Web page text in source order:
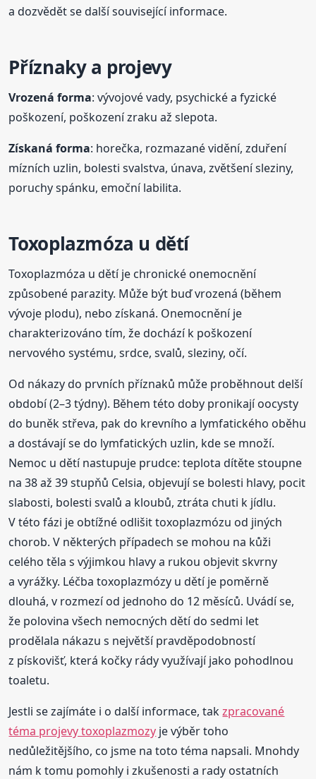
a dozvědět se další související informace.
Příznaky a projevy
Vrozená forma: vývojové vady, psychické a fyzické
poškození, poškození zraku až slepota.
Získaná forma: horečka, rozmazané vidění, zduření
mízních uzlin, bolesti svalstva, únava, zvětšení sleziny,
poruchy spánku, emoční labilita.
Toxoplazmóza u dětí
Toxoplazmóza u dětí je chronické onemocnění
způsobené parazity. Může být buď vrozená (během
vývoje plodu), nebo získaná. Onemocnění je
charakterizováno tím, že dochází k poškození
nervového systému, srdce, svalů, sleziny, očí.
Od nákazy do prvních příznaků může proběhnout delší
období (2–3 týdny). Během této doby pronikají oocysty
do buněk střeva, pak do krevního a lymfatického oběhu
a dostávají se do lymfatických uzlin, kde se množí.
Nemoc u dětí nastupuje prudce: teplota dítěte stoupne
na 38 až 39 stupňů Celsia, objevují se bolesti hlavy, pocit
slabosti, bolesti svalů a kloubů, ztráta chuti k jídlu.
V této fázi je obtížné odlišit toxoplazmózu od jiných
chorob. V některých případech se mohou na kůži
celého těla s výjimkou hlavy a rukou objevit skvrny
a vyrážky. Léčba toxoplazmózy u dětí je poměrně
dlouhá, v rozmezí od jednoho do 12 měsíců. Uvádí se,
že polovina všech nemocných dětí do sedmi let
prodělala nákazu s největší pravděpodobností
z pískovišť, která kočky rády využívají jako pohodlnou
toaletu.
Jestli se zajímáte i o další informace, takzpracované
téma projevy toxoplazmozy je výběr toho
nedůležitějšího, co jsme na toto téma napsali. Mnohdy
nám k tomu pomohly i zkušenosti a rady ostatních